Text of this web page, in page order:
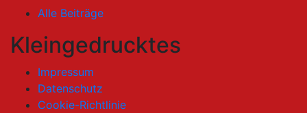
Alle Beiträge
Kleingedrucktes
Impressum
Datenschutz
Cookie-Richtlinie